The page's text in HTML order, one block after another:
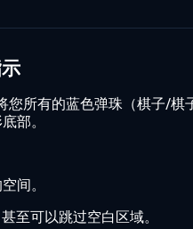
您所有的蓝色弹珠（棋子/棋
部。
间。
至可以跳过空白区域。